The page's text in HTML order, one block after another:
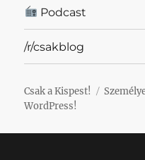
Podcast
/r/csakblog
Csak a Kispest!
WordPress!